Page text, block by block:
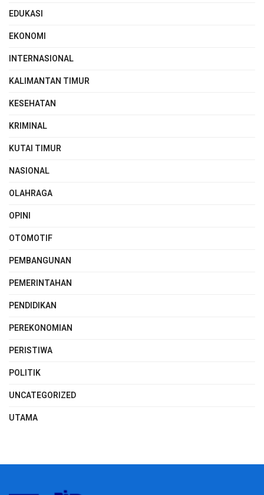
EDUKASI
EKONOMI
INTERNASIONAL
KALIMANTAN TIMUR
KESEHATAN
KRIMINAL
KUTAI TIMUR
NASIONAL
OLAHRAGA
OPINI
OTOMOTIF
PEMBANGUNAN
PEMERINTAHAN
PENDIDIKAN
PEREKONOMIAN
PERISTIWA
POLITIK
UNCATEGORIZED
UTAMA